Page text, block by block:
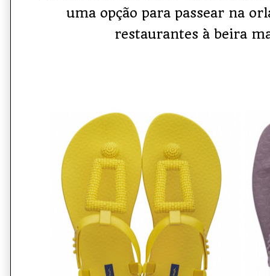
uma opção para passear na
restaurantes à beira